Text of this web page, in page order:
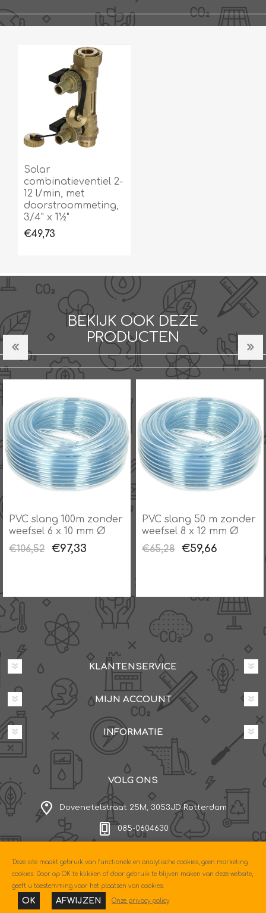
Solar
combinatieventiel 2-
12 l/min, met
doorstroommeting,
3/4" x 1½"
€49,73
BEKIJK OOK DEZE
PRODUCTEN
PVC slang 100m zonder
weefsel 6 x 10 mm Ø
€106,52
€97,33
PVC slang 50 m zonder
weefsel 8 x 12 mm Ø
€65,28
€59,66
KLANTENSERVICE
MIJN ACCOUNT
INFORMATIE
VOLG ONS
Dovenetelstraat 25M, 3053JD Rotterdam
085-0604630
Copyright © 2026 Econo. Alle rechten voorbehouden.
Powered by nopCommerce
Designed by
Nop-Templates.com
'Deze site maakt gebruik van functionele en analytische cookies, geen marketing
cookies. Door op OK te klikken of door gebruik te blijven maken van deze website,
geeft u toestemming voor het plaatsen van cookies.
OK AFWIJZEN Onze privacy policy